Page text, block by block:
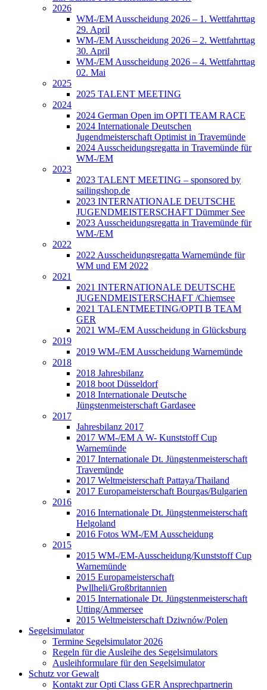
2026
WM-/EM Ausscheidung 2026 – 1. Wettfahrttag
29. April
WM-/EM Ausscheidung 2026 – 2. Wettfahrttag
30. April
WM-/EM Ausscheidung 2026 – 4. Wettfahrttag
02. Mai
2025
2025 TALENT MEETING
2024
2024 German Open im OPTI TEAM RACE
2024 Internationale Deutschen
Jugendmeisterschaft Optimist in Travemünde
2024 Ausscheidungsregatta in Travemünde für
WM-/EM
2023
2023 TALENT MEETING – sponsored by
sailingshop.de
2023 INTERNATIONALE DEUTSCHE
JUGENDMEISTERSCHAFT Dümmer See
2023 Ausscheidungsregatta in Travemünde für
WM-/EM
2022
2022 Ausscheidungsregatta Warnemünde für
WM und EM 2022
2021
2021 INTERNATIONALE DEUTSCHE
JUGENDMEISTERSCHAFT /Chiemsee
2021 TALENTMEETING/OPTI B TEAM
GER
2021 WM-/EM Ausscheidung in Glücksburg
2019
2019 WM-/EM Ausscheidung Warnemünde
2018
2018 Jahresbilanz
2018 boot Düsseldorf
2018 Internationale Deutsche
Jüngstenmeisterschaft Gardasee
2017
Jahresbilanz 2017
2017 WM-/EM A W- Kunststoff Cup
Warnemünde
2017 Internationale Dt. Jüngstenmeisterschaft
Travemünde
2017 Weltmeisterschaft Pattaya/Thailand
2017 Europameisterschaft Bourgas/Bulgarien
2016
2016 Internationale Dt. Jüngstenmeisterschaft
Helgoland
2016 Fotos WM-/EM Ausscheidung
2015
2015 WM-/EM-Ausscheidung/Kunststoff Cup
Warnemünde
2015 Europameisterschaft
Pwllheli/Großbritannien
2015 Internationale Dt. Jüngstenmeisterschaft
Utting/Ammersee
2015 Weltmeisterschaft Dziwnów/Polen
Segelsimulator
Termine Segelsimulator 2026
Regeln für die Ausleihe des Segelsimulators
Ausleihformulare für den Segelsimulator
Schutz vor Gewalt
Kontakt zur Opti Class GER Ansprechpartnerin